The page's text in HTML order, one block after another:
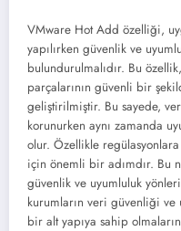
VMware Hot Add özelliği,
yapılırken güvenlik ve
bulundurulmalıdır. Bu
parçalarının güvenli bir
geliştirilmiştir. Bu sayede,
korunurken aynı zamanda
olur. Özellikle
için önemli bir adımdır. Bu
güvenlik ve uyumluluk
kurumların veri güvenliği ve
bir alt yapıya sahip